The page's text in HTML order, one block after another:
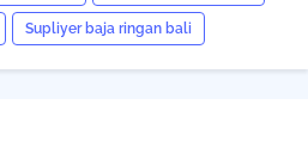
Supliyer baja ringan bali